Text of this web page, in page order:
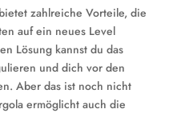
zahlreiche Vorteile, die
auf ein neues Level
Lösung kannst du das
und dich vor den
Aber das ist noch nicht
ermöglicht auch die